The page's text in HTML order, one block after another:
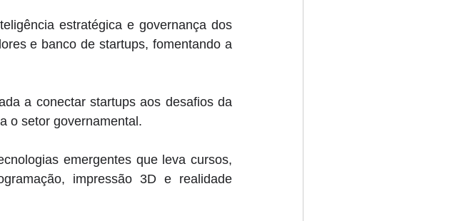
estratégica e governança dos
e banco de startups, fomentando a
a conectar startups aos desafios da
o setor governamental.
emergentes que leva cursos,
impressão 3D e realidade